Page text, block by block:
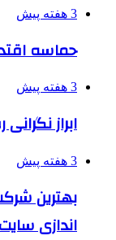
3 هفته پیش
حماسه
3 هفته پیش
ابراز
3 هفته پیش
بهترین
اندازی